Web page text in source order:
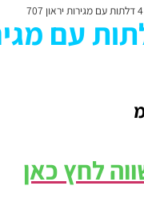
פתיחה 4 דלתות עם
לחץ כאן